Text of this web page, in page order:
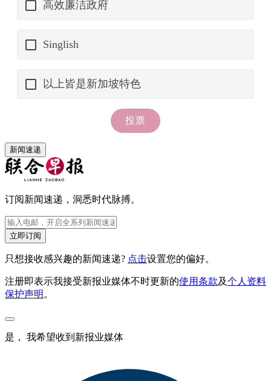
新闻速递
订阅新闻速递，洞悉时代脉搏。
立即订阅
只想接收感兴趣的新闻速递? 点击设置您的偏好。
注册即表示我接受新报业媒体不时更新的使用条款及个人资料
保护声明 。
是， 我希望收到新报业媒体